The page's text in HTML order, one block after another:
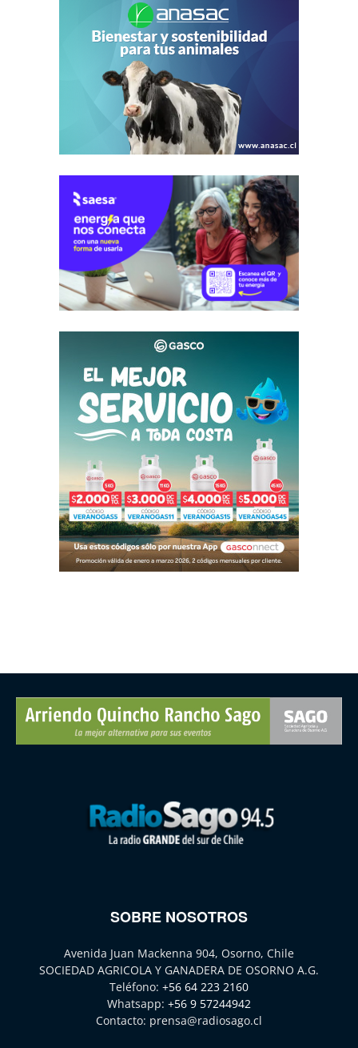
SOBRE NOSOTROS
Avenida Juan Mackenna 904, Osorno, Chile
SOCIEDAD AGRICOLA Y GANADERA DE OSORNO A.G.
Teléfono: +56 64 223 2160
Whatsapp: +56 9 57244942
Contacto: prensa@radiosago.cl